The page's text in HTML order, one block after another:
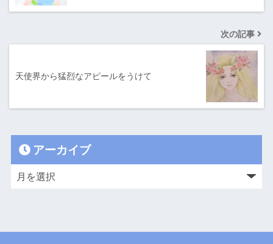
次の記事
天使界から猛烈なアピールをうけて
アーカイブ